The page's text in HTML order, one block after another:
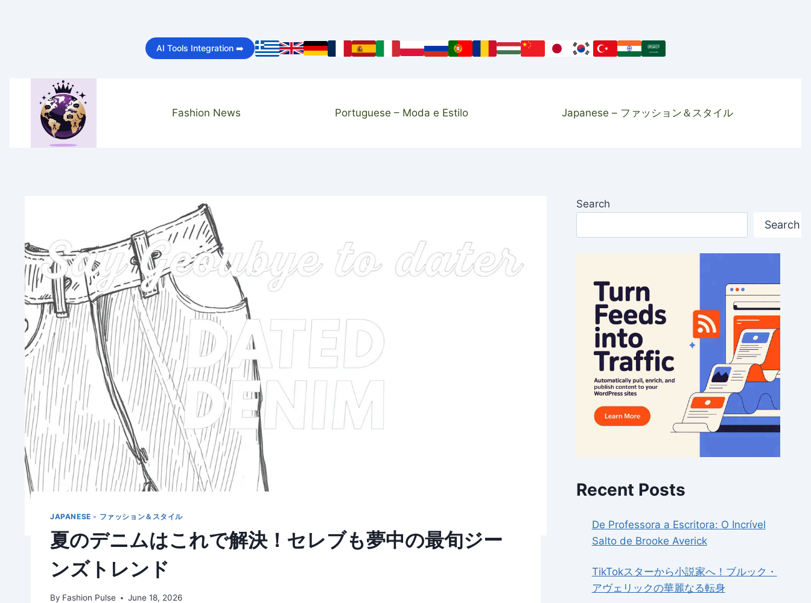
AI Tools Integration ➡️
Fashion News Portuguese – Moda e Estilo Japanese – ファッション＆スタイル
JAPANESE - ファッション＆スタイル
夏のデニムはこれで解決！セレブも夢中の最旬ジー
ンズトレンド
By Fashion Pulse June 18, 2026
Search
Search
Recent Posts
De Professora a Escritora: O Incrível
Salto de Brooke Averick
TikTokスターから小説家へ！ブルック・
アヴェリックの華麗なる転身